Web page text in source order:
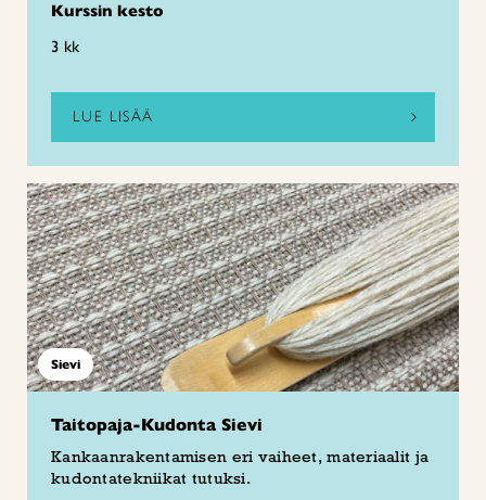
Kurssin kesto
3 kk
LUE LISÄÄ
Sievi
Taitopaja-Kudonta Sievi
Kankaanrakentamisen eri vaiheet, materiaalit ja
kudontatekniikat tutuksi.